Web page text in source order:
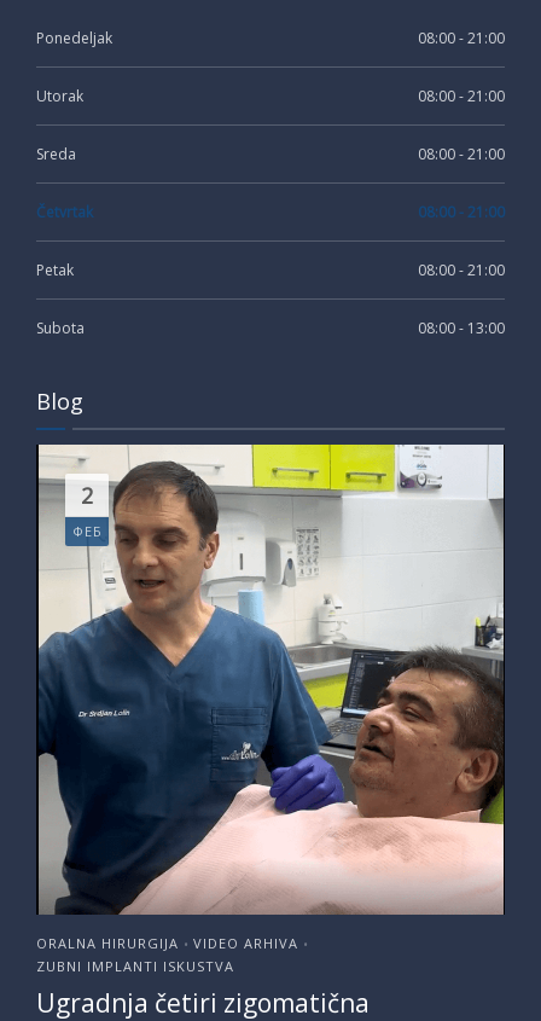
Ponedeljak 08:00 - 21:00
Utorak 08:00 - 21:00
Sreda 08:00 - 21:00
Četvrtak 08:00 - 21:00
Petak 08:00 - 21:00
Subota 08:00 - 13:00
Blog
2
ФЕБ
ORALNA HIRURGIJA • VIDEO ARHIVA •
ZUBNI IMPLANTI ISKUSTVA
Ugradnja četiri zigomatična